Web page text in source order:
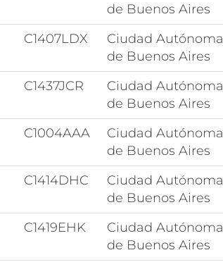
de Buenos Aires
C1407LDX
Ciudad Autónoma
de Buenos Aires
C1437JCR
Ciudad Autónoma
de Buenos Aires
C1004AAA
Ciudad Autónoma
de Buenos Aires
C1414DHC
Ciudad Autónoma
de Buenos Aires
C1419EHK
Ciudad Autónoma
de Buenos Aires